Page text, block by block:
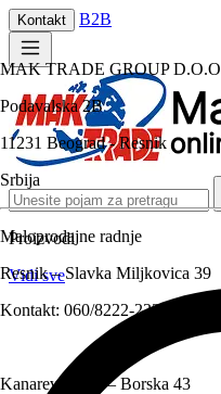
Kontakt
MAK TRADE GROUP D.O.O
Podavalska 2B
11231 Beograd - Resnik
Srbija
Maloprodajne radnje
Resnik – Slavka Miljkovica 39
Kontakt: 060/8222-233
Kanarevo brdo – Borska 43
B2B
Proizvodi
Vidi sve